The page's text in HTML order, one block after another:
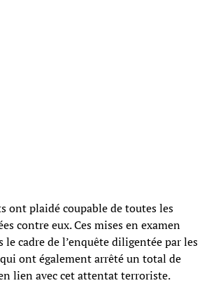
ont plaidé coupable de toutes les
contre eux. Ces mises en examen
cadre de l’enquête diligentée par les
ont également arrêté un total de
lien avec cet attentat terroriste.